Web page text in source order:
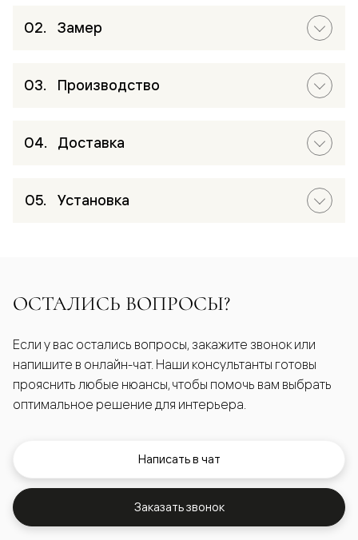
Замер
Производство
Доставка
Установка
ОСТАЛИСЬ ВОПРОСЫ?
Если у вас остались вопросы, закажите звонок или
напишите в онлайн-чат. Наши консультанты готовы
прояснить любые нюансы, чтобы помочь вам выбрать
оптимальное решение для интерьера.
Написать в чат
Заказать звонок